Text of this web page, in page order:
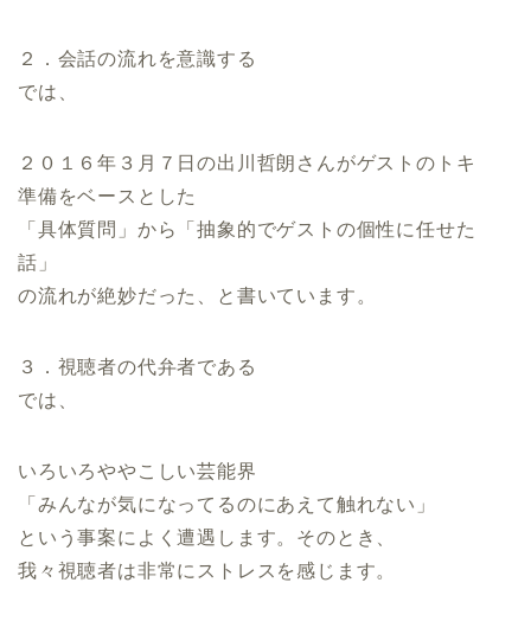
２．会話の流れを意識する
では、
２０１６年３月７日の出川哲朗さんがゲストのトキ
準備をベースとした
「具体質問」から「抽象的でゲストの個性に任せた
話」
の流れが絶妙だった、と書いています。
３．視聴者の代弁者である
では、
いろいろややこしい芸能界
「みんなが気になってるのにあえて触れない」
という事案によく遭遇します。そのとき、
我々視聴者は非常にストレスを感じます。